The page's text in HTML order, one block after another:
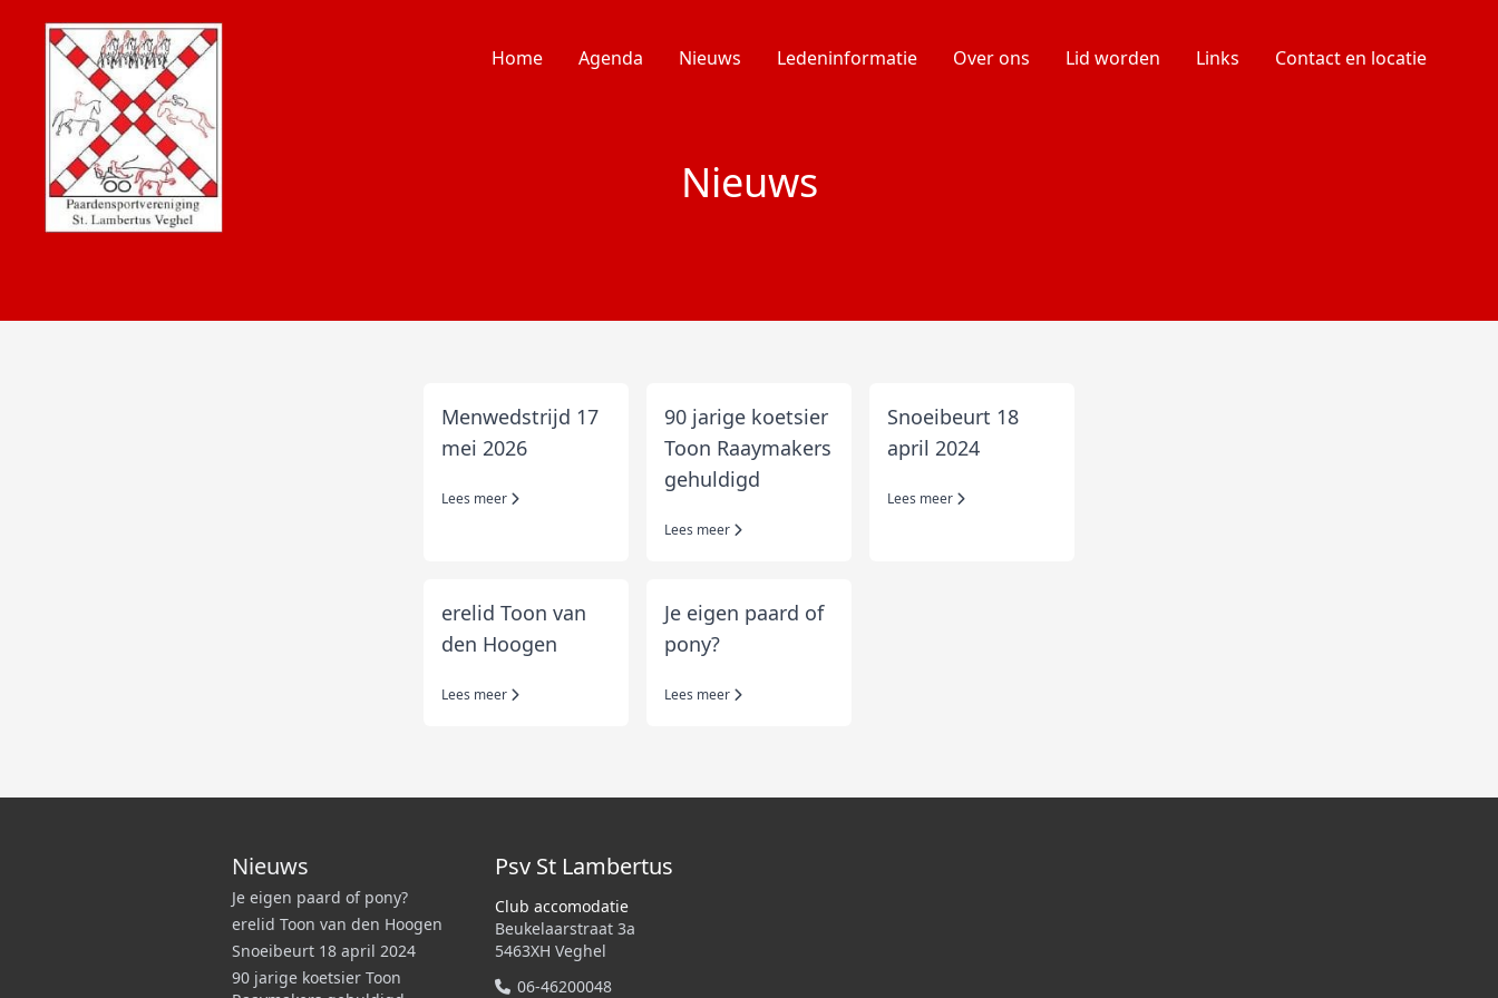
Home Agenda Nieuws Ledeninformatie Over ons Lid worden Links Contact en locatie
Nieuws
Menwedstrijd 17
mei 2026
Lees meer
90 jarige koetsier
Toon Raaymakers
gehuldigd
Lees meer
Snoeibeurt 18
april 2024
Lees meer
erelid Toon van
den Hoogen
Lees meer
Je eigen paard of
pony?
Lees meer
Nieuws
Je eigen paard of pony?
erelid Toon van den Hoogen
Snoeibeurt 18 april 2024
90 jarige koetsier Toon
Psv St Lambertus
Club accomodatie
Beukelaarstraat 3a
5463XH Veghel
06-46200048